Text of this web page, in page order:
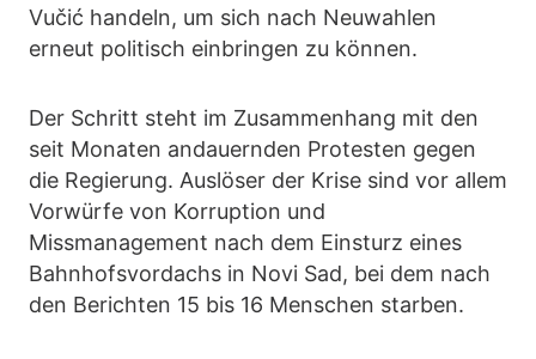
Vučić handeln, um sich nach Neuwahlen
erneut politisch einbringen zu können.
Der Schritt steht im Zusammenhang mit den
seit Monaten andauernden Protesten gegen
die Regierung. Auslöser der Krise sind vor allem
Vorwürfe von Korruption und
Missmanagement nach dem Einsturz eines
Bahnhofsvordachs in Novi Sad, bei dem nach
den Berichten 15 bis 16 Menschen starben.